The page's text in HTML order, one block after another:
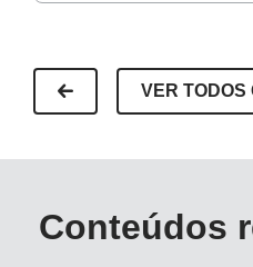
VER TODOS
Conteúdos